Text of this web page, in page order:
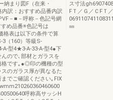
納まり図F（在来・
訳：おすすめ品番内訳
－■－呼称－色記号網
め品番※色記号は
格表は以下の条件で算
3（160）等級S-
A-型4★3-A-33-A-型4●下
ので､部材とガラスを
格です｡●◎印の機種の型
のガラス厚が異なるた
でご確認ください｡FIX
呼称高サッシH
ス寸法
FＴ／Ｇ／ＣFＴ
㎜